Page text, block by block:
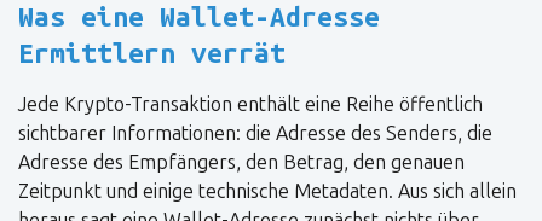
Was eine Wallet-Adresse
Ermittlern verrät
Jede Krypto-Transaktion enthält eine Reihe öffentlich
sichtbarer Informationen: die Adresse des Senders, die
Adresse des Empfängers, den Betrag, den genauen
Zeitpunkt und einige technische Metadaten. Aus sich allein